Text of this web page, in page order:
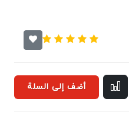
أضف إلى السلة